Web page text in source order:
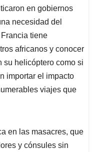
en gobiernos
necesidad del
tiene
africanos y conocer
su helicóptero como si
importar el impacto
viajes que
en las masacres, que
y cónsules sin